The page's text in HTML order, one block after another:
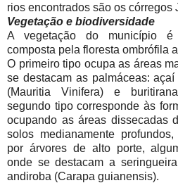
rios encontrados são os córregos
Vegetação e biodiversidade
A vegetação do município é
composta pela floresta ombrófila
O primeiro tipo ocupa as áreas
se destacam as palmáceas:
(Mauritia Vinifera) e
segundo tipo corresponde às
ocupando as áreas dissecadas
solos medianamente
por árvores de alto porte,
onde se destacam a
andiroba (Carapa guianensis).